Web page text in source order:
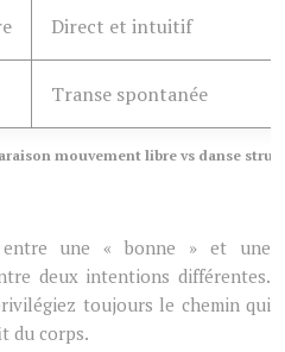
mouvement libre vs danse
Direct et intuitif
Transe spontanée
une « bonne » et une
deux intentions différentes.
toujours le chemin qui
du corps.